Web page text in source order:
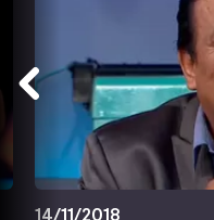
14/11/2018